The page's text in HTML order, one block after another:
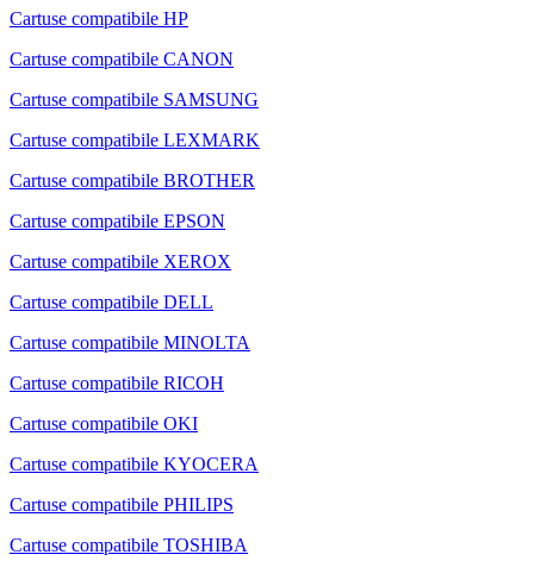
Cartuse compatibile HP
Cartuse compatibile CANON
Cartuse compatibile SAMSUNG
Cartuse compatibile LEXMARK
Cartuse compatibile BROTHER
Cartuse compatibile EPSON
Cartuse compatibile XEROX
Cartuse compatibile DELL
Cartuse compatibile MINOLTA
Cartuse compatibile RICOH
Cartuse compatibile OKI
Cartuse compatibile KYOCERA
Cartuse compatibile PHILIPS
Cartuse compatibile TOSHIBA